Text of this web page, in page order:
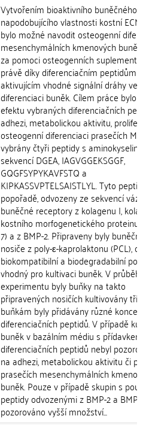
Vytvořením bioaktivního buněčného
napodobujícího vlastnosti kostní ECM
bylo možné navodit osteogenní
mesenchymálních kmenových buněk
za pomoci osteogenních suplementů,
právě díky diferenciačním peptidům
aktivujícím vhodné signální dráhy
diferenciaci buněk. Cílem práce bylo
efektu vybraných diferenciačních
adhezi, metabolickou aktivitu,
osteogenní diferenciaci prasečích
vybrány čtyři peptidy s
sekvencí DGEA, IAGVGGEKSGGF,
GQGFSYPYKAVFSTQ a
KIPKASSVPTELSAISTLYL. Tyto
popořadě, odvozeny ze sekvencí
buněčné receptory z kolagenu I,
kostního morfogenetického proteinu
7) a z BMP-2. Připraveny byly buněčné
nosiče z poly-ε-kaprolaktonu (PCL),
biokompatibilní a biodegradabilní
vhodný pro kultivaci buněk. V průběhu
experimentu byly buňky na takto
připravených nosičích kultivovány tři
buňkám byly přidávány různé
diferenciačních peptidů. V případě
buněk v bazálním médiu s přídavkem
diferenciačních peptidů nebyl
na adhezi, metabolickou aktivitu či
prasečích mesenchymálních
buněk. Pouze v případě skupin s
peptidy odvozenými z BMP-2 a BMP-
pozorováno vyšší množství...